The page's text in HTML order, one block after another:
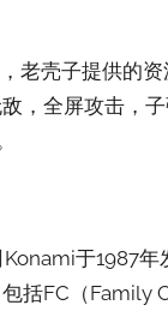
老壳子提供的
，全屏攻击，
于1987
括FC（Family